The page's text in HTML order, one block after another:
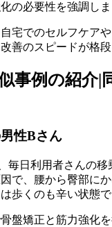
の必要性を強調しま
宅でのセルフケア
善のスピードが格段
事例の紹介|
性Bさん
毎日利用者さんの移
で、腰から臀部に
歩くのも辛い状態で
盤矯正と筋力強化